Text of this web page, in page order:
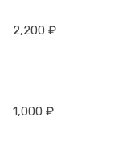
2,200 ₽
1,000 ₽